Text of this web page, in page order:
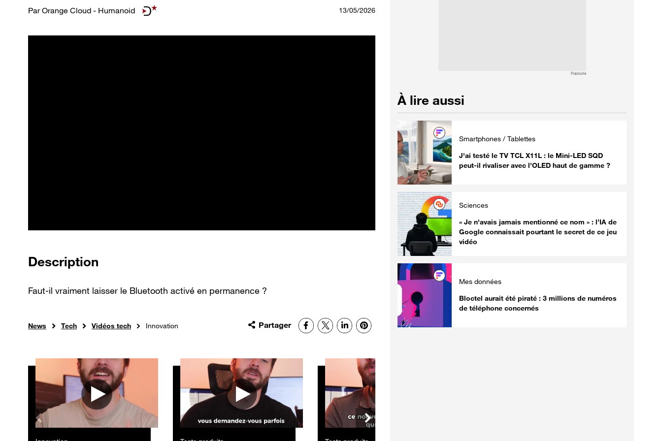
ParOrange Cloud - Humanoid 13/05/2026
Description
Faut-il vraiment laisser le Bluetooth activé en permanence ?
News Tech Vidéos tech Innovation Partager Facebook
X LinkedInPinterest
Autres vidéos
Publicité
À lire aussi
Smartphones / Tablettes
J'ai testé le TV TCL X11L : le Mini-LED SQD
peut-il rivaliser avec l’OLED haut de gamme ?
Sciences
« Je n'avais jamais mentionné ce nom » : l’IA de
Google connaissait pourtant le secret de ce jeu
vidéo
Mes données
Bloctel aurait été piraté : 3 millions de numéros
de téléphone concernés